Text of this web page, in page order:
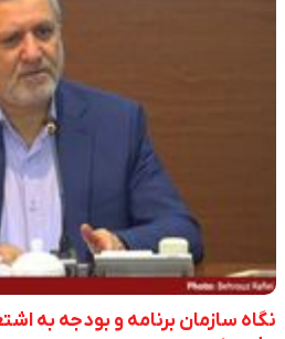
نگاه سازمان برنامه و بودجه به